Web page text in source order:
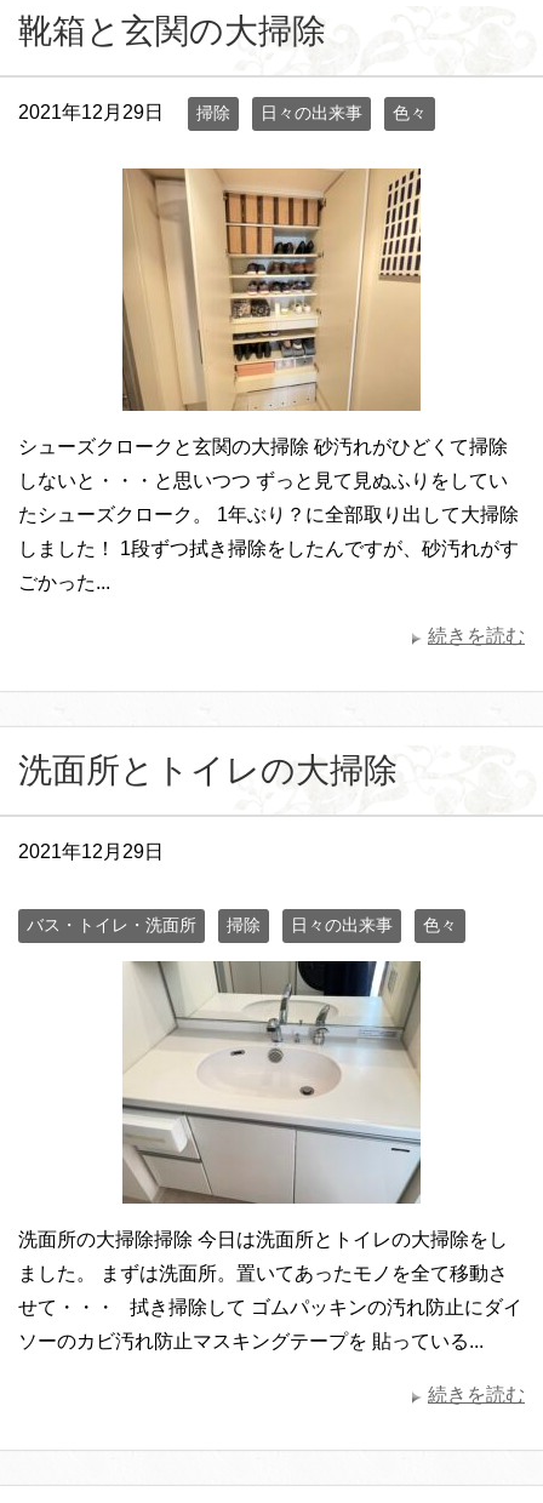
靴箱と玄関の大掃除
2021年12月29日 掃除 日々の出来事 色々
シューズクロークと玄関の大掃除 砂汚れがひどくて掃除
しないと・・・と思いつつ ずっと見て見ぬふりをしてい
たシューズクローク。 1年ぶり？に全部取り出して大掃除
しました！ 1段ずつ拭き掃除をしたんですが、砂汚れがす
ごかった...
続きを読む
洗面所とトイレの大掃除
2021年12月29日
バス・トイレ・洗面所 掃除 日々の出来事 色々
洗面所の大掃除掃除 今日は洗面所とトイレの大掃除をし
ました。 まずは洗面所。置いてあったモノを全て移動さ
せて・・・ 拭き掃除して ゴムパッキンの汚れ防止にダイ
ソーのカビ汚れ防止マスキングテープを 貼っている...
続きを読む